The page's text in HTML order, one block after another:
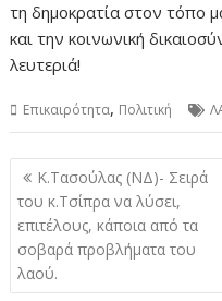
τη δημοκρατία στον τόπο
και την κοινωνική
λευτεριά!
Επικαιρότητα, Πολιτική
Πλοήγηση
άρθρων
Κ.Τασούλας (ΝΔ)- Σειρά
του κ.Τσίπρα να λύσει,
επιτέλους, κάποια από τα
σοβαρά προβλήματα του
λαού.